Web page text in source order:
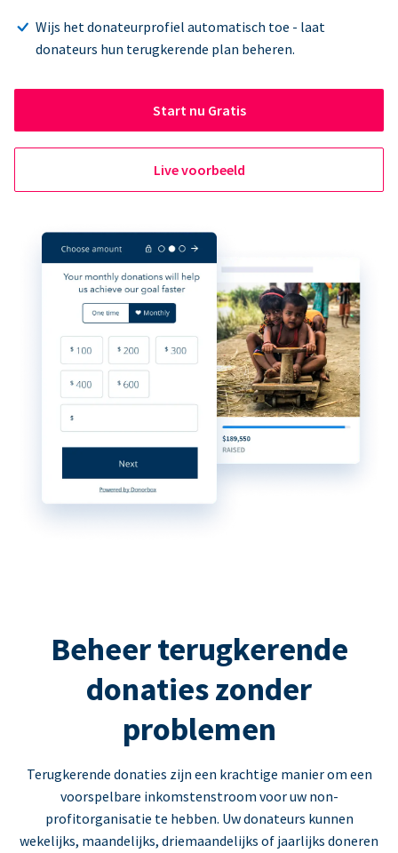
Wijs het donateurprofiel automatisch toe - laat
donateurs hun terugkerende plan beheren.
Start nu Gratis
Live voorbeeld
Beheer terugkerende
donaties zonder
problemen
Terugkerende donaties zijn een krachtige manier om een
voorspelbare inkomstenstroom voor uw non-
profitorganisatie te hebben. Uw donateurs kunnen
wekelijks, maandelijks, driemaandelijks of jaarlijks doneren